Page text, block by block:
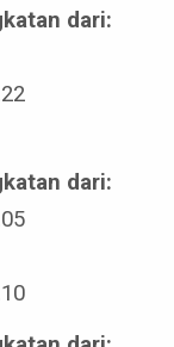
dari:
dari: